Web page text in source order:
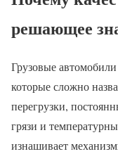
решающее
Грузовые
которые сложно
перегрузки,
грязи и
изнашивает